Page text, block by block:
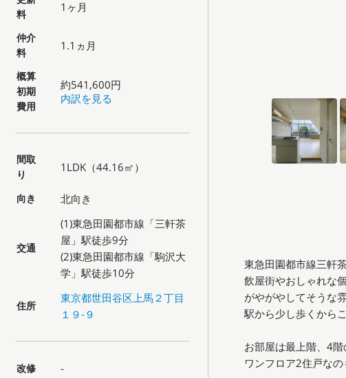
料
1ヶ月
仲介
料
1.1ヵ月
概算
初期
費用
約541,600円
内訳を見る
間取
り
1LDK（44.16㎡）
向き 北向き
交通
(1)東急田園都市線「三軒茶
屋」駅徒歩9分
(2)東急田園都市線「駒沢大
学」駅徒歩10分
住所
東京都世田谷区上馬２丁目
１９-９
改修 -
東急田園都市線三軒
飲屋街やおしゃれな
がやがやしてそうな
駅から少し歩くから
お部屋は最上階、4階
ワンフロア2住戸なの